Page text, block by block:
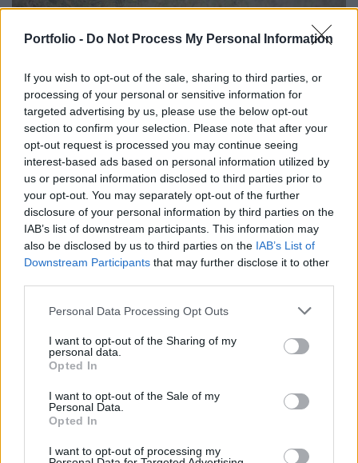
Portfolio - Do Not Process My Personal Information
If you wish to opt-out of the sale, sharing to third parties, or
processing of your personal or sensitive information for
targeted advertising by us, please use the below opt-out
section to confirm your selection. Please note that after your
opt-out request is processed you may continue seeing
interest-based ads based on personal information utilized by
us or personal information disclosed to third parties prior to
your opt-out. You may separately opt-out of the further
disclosure of your personal information by third parties on the
IAB’s list of downstream participants. This information may
also be disclosed by us to third parties on the IAB’s List of
Downstream Participants that may further disclose it to other
Personal Data Processing Opt Outs
I want to opt-out of the Sharing of my
personal data.
Opted In
I want to opt-out of the Sale of my
Personal Data.
Opted In
I want to opt-out of processing my
További migrációs hullámokra figyelmeztet a
Az Európai Uniónak fel kell készülnie arra, hogy "elég
gyorsan" további migránsválságok következhetnek be -
jelentette ki Fabrice Leggeri, az Európai Unió határ- és
partvédelmi ügynökségének (Frontex) igazgatója az AFP
francia hírügynökségnek adott interjúban.
2021. november 13. 15:31 | Portfolio
Megjött a figyelmeztetés: elhúzódó migrációs
válsággal néz szembe Európa
Fel kell készülnie az Európai Uniónak arra, hogy növekszik
majd az egységes határon a migrációs nyomás – mondta
Fabrice Leggeri, az Európai Uniós határellenőrzéssel